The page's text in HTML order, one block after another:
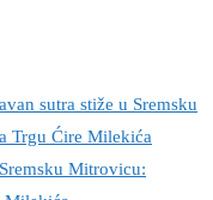
sutra stiže u Sremsku
Trgu Ćire Milekića
Mitrovicu: